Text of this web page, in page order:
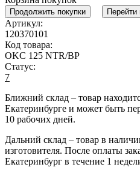
Продолжить покупки Перейти
Артикул:
120370101
Код товара:
OKC 125 NTR/BP
Статус:
7
Ближний склад – товар
Екатеринбурге и может быть
10 рабочих дней.
Дальний склад – товар в
изготовителя. После оплаты
Екатеринбург в течение 1